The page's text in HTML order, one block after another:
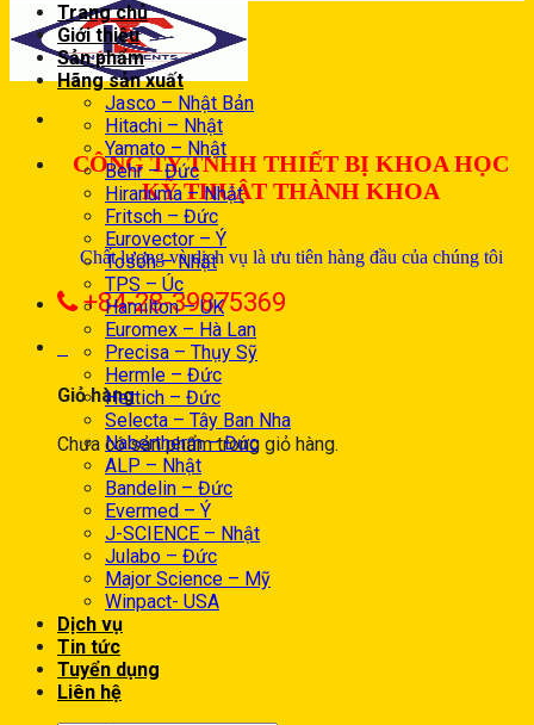
CÔNG TY TNHH THIẾT BỊ KHOA HỌC
KỸ THUẬT THÀNH KHOA
Chất lượng và dịch vụ là ưu tiên hàng đầu của chúng tôi
+84-28-39875369
Giỏ hàng
Chưa có sản phẩm trong giỏ hàng.
Trang chủ
Giới thiệu
Sản phẩm
Hãng sản xuất
Jasco – Nhật Bản
Hitachi – Nhật
Yamato – Nhật
Behr – Đức
Hiranuma – Nhật
Fritsch – Đức
Eurovector – Ý
Tosoh – Nhật
TPS – Úc
Hamilton – UK
Euromex – Hà Lan
Precisa – Thụy Sỹ
Hermle – Đức
Hettich – Đức
Selecta – Tây Ban Nha
Nabertherm – Đức
ALP – Nhật
Bandelin – Đức
Evermed – Ý
J-SCIENCE – Nhật
Julabo – Đức
Major Science – Mỹ
Winpact- USA
Dịch vụ
Tin tức
Tuyển dụng
Liên hệ